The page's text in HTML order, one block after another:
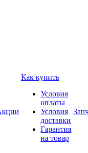
Как купить
Условия
оплаты
Условия
доставки
Гарантия
на товар